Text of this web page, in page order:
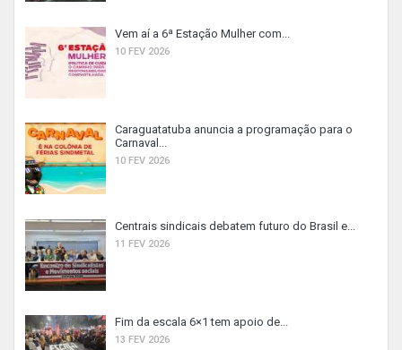
Vem aí a 6ª Estação Mulher com...
10 FEV 2026
Caraguatatuba anuncia a programação para o
Carnaval...
10 FEV 2026
Centrais sindicais debatem futuro do Brasil e...
11 FEV 2026
Fim da escala 6×1 tem apoio de...
13 FEV 2026